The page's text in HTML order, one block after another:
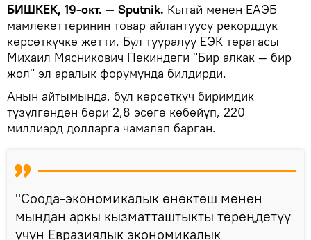
БИШКЕК, 19-окт. — Sputnik. Кытай менен ЕАЭБ
мамлекеттеринин товар айлантуусу рекорддук
көрсөткүчкө жетти. Бул тууралуу ЕЭК төрагасы
Михаил Мясникович Пекиндеги "Бир алкак — бир
жол" эл аралык форумунда билдирди.
Анын айтымында, бул көрсөткүч биримдик
түзүлгөндөн бери 2,8 эсеге көбөйүп, 220
миллиард долларга чамалап барган.
"Соода-экономикалык өнөктөш менен
мындан аркы кызматташтыкты тереңдетүү
үчүн Евразиялык экономикалык